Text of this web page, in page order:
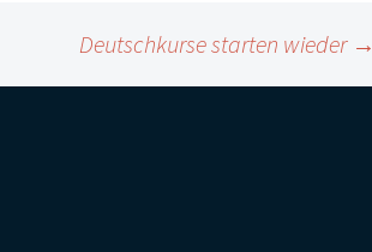
Deutschkurse starten wieder →